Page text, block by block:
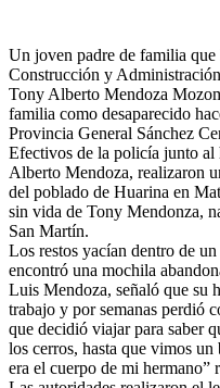
Un joven padre de familia que
Construcción y
Tony Alberto Mendoza
familia como desaparecido
Provincia General Sánchez
Efectivos de la policía junto al
Alberto Mendoza, realizaron
del poblado de Huarina en
sin vida de Tony Mendonza,
San Martín.
Los restos yacían dentro de
encontró una mochila
Luis Mendoza, señaló que su
trabajo y por semanas perdió
que decidió viajar para saber
los cerros, hasta que vimos
era el cuerpo de mi hermano”